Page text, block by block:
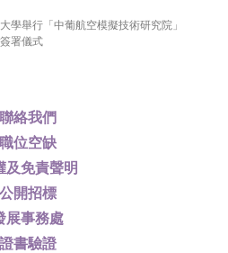
聯絡我們
職位空缺
及免責聲明
公開招標
展事務處
證書驗證
學舉行「中葡航空模擬技術研究院」
署儀式